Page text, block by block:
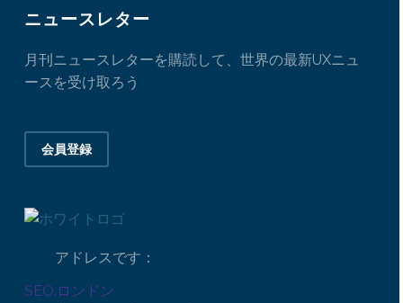
ニュースレター
月刊ニュースレターを購読して、世界の最新UXニュ
ースを受け取ろう
会員登録
アドレスです：
SEO.ロンドン